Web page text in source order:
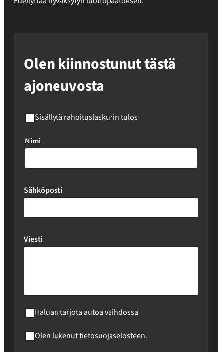
Olen kiinnostunut tästä
ajoneuvosta
Sisällytä rahoituslaskurin tulos
Nimi
Sähköposti
Viesti
Haluan tarjota autoa vaihdossa
Olen lukenut tietosuojaselosteen.